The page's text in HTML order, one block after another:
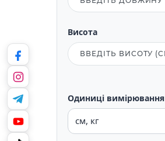
Висота
Одиниці вимірювання